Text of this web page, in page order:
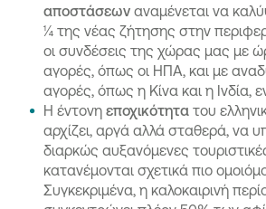
αποστάσεων αναμένεται να
¼ της νέας ζήτησης στην
οι συνδέσεις της χώρας μας με
αγορές, όπως οι ΗΠΑ, και με
αγορές, όπως η Κίνα και η Ινδία,
Η έντονη εποχικότητα του
αρχίζει, αργά αλλά σταθερά, να
διαρκώς αυξανόμενες
κατανέμονται σχετικά πιο
Συγκεκριμένα, η καλοκαιρινή